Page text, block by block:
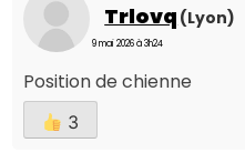
Trlovq (Lyon)
9 mai 2026 à 3h24
Position de chienne
3